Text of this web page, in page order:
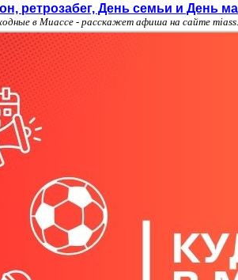
ретрозабег, День семьи и День
в Миассе - расскажет афиша на сайте